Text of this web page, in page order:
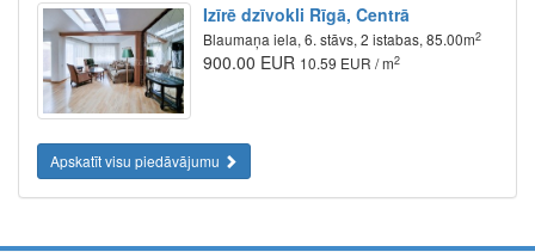
Izīrē dzīvokli Rīgā, Centrā
Blaumaņa iela, 6. stāvs, 2 istabas, 85.00m2
900.00 EUR 10.59 EUR / m2
Apskatīt visu piedāvājumu